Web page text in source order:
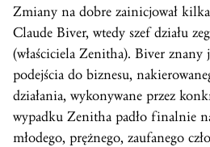
Zmiany na dobre zainicjował
Claude Biver, wtedy szef działu
(właściciela Zenitha). Biver znany
podejścia do biznesu,
działania, wykonywane przez
wypadku Zenitha padło finalnie
młodego, prężnego, zaufanego